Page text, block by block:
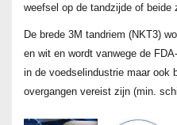
weefsel op de tandzijde of beide
De brede 3M tandriem (NKT3)
en wit en wordt vanwege de
in de voedselindustrie maar ook
overgangen vereist zijn (min.